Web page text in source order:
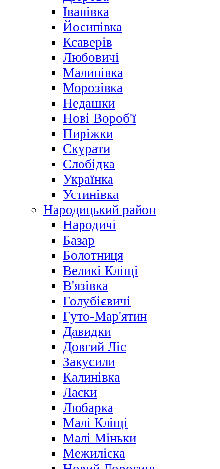
Іванівка
Йосипівка
Ксаверів
Любовичі
Малинівка
Морозівка
Недашки
Нові Вороб'ї
Пиріжки
Скурати
Слобідка
Українка
Устинівка
Народицький район
Народичі
Базар
Болотниця
Великі Кліщі
В'язівка
Голубієвичі
Гуто-Мар'ятин
Давидки
Довгий Ліс
Закусили
Калинівка
Ласки
Любарка
Малі Кліщі
Малі Міньки
Межиліска